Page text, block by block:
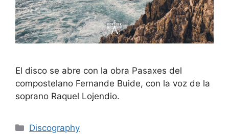
El disco se abre con la obra Pasaxes del
compostelano Fernande Buide, con la voz de la
soprano Raquel Lojendio.
Discography